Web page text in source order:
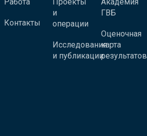
Контакты
и
операции
Исследования
и публикации
ГВБ
Оценочная
карта
результатов